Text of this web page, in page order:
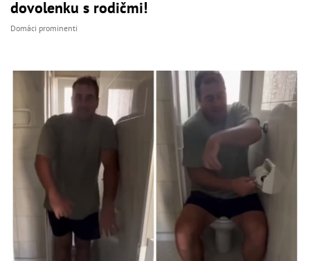
dovolenku s rodičmi!
Domáci prominenti